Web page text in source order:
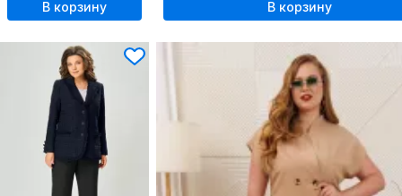
В корзину В корзину